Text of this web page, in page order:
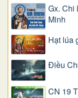
Gx. Chi
Minh
Hạt lúa
Điều
CN 19